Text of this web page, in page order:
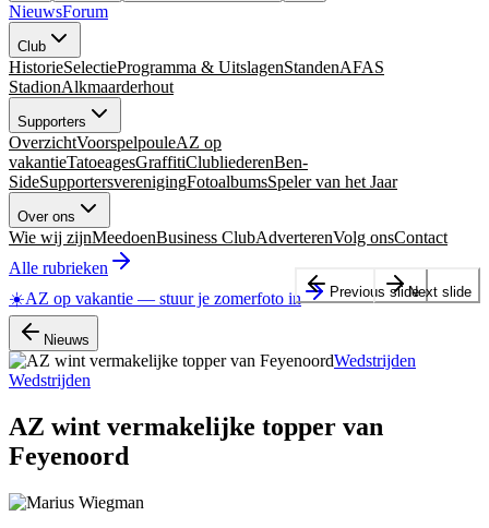
NieuwsForum
Club
HistorieSelectieProgramma & UitslagenStandenAFAS
StadionAlkmaarderhout
Supporters
OverzichtVoorspelpouleAZ op
vakantieTatoeagesGraffitiClubliederenBen-
SideSupportersverenigingFotoalbumsSpeler van het Jaar
Over ons
Wie wij zijnMeedoenBusiness ClubAdverterenVolg onsContact
Alle rubrieken
☀️AZ op vakantie — stuur je zomerfoto in
Nieuws
Wedstrijden
Wedstrijden
AZ wint vermakelijke topper van
Feyenoord
Previous slideNext slide